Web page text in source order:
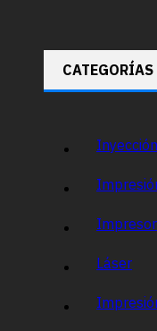
CATEGORÍAS
Láser